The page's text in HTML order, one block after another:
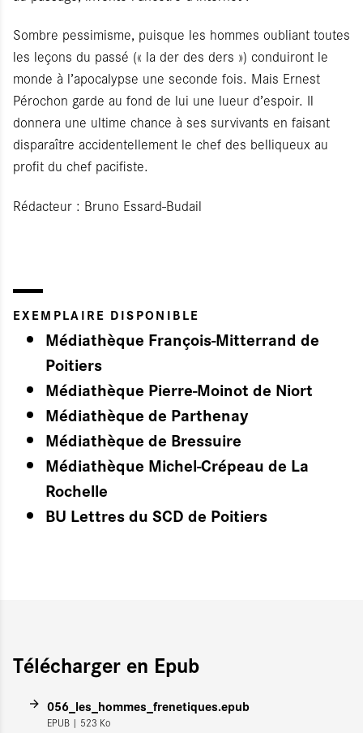
Sombre pessimisme, puisque les hommes oubliant toutes
les leçons du passé (« la der des ders ») conduiront le
monde à l’apocalypse une seconde fois. Mais Ernest
Pérochon garde au fond de lui une lueur d’espoir. Il
donnera une ultime chance à ses survivants en faisant
disparaître accidentellement le chef des belliqueux au
profit du chef pacifiste.
Rédacteur : Bruno Essard-Budail
EXEMPLAIRE DISPONIBLE
Médiathèque François-Mitterrand de
Poitiers
Médiathèque Pierre-Moinot de Niort
Médiathèque de Parthenay
Médiathèque de Bressuire
Médiathèque Michel-Crépeau de La
Rochelle
BU Lettres du SCD de Poitiers
Télécharger en Epub
056_les_hommes_frenetiques.epub
EPUB | 523 Ko